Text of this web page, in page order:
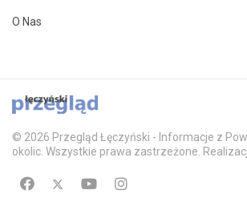
O Nas
© 2026 Przegląd Łęczyński - Informacje z
okolic. Wszystkie prawa zastrzeżone.